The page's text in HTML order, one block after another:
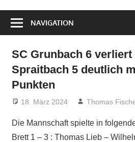
NAVIGATION
SC Grunbach 6 verliert
Spraitbach 5 deutlich
Punkten
18. März 2024 Thomas
Die Mannschaft spielte in
Brett 1 – 3 : Thomas Lieb –